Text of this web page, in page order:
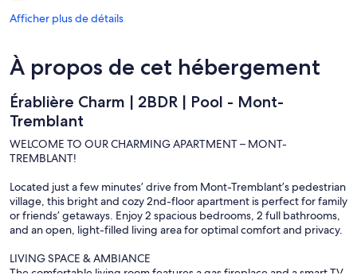
Afficher plus de détails
À propos de cet hébergement
Érablière Charm | 2BDR | Pool - Mont-
Tremblant
WELCOME TO OUR CHARMING APARTMENT – MONT-
TREMBLANT!
Located just a few minutes’ drive from Mont-Tremblant’s pedestrian
village, this bright and cozy 2nd-floor apartment is perfect for family
or friends’ getaways. Enjoy 2 spacious bedrooms, 2 full bathrooms,
and an open, light-filled living area for optimal comfort and privacy.
LIVING SPACE & AMBIANCE